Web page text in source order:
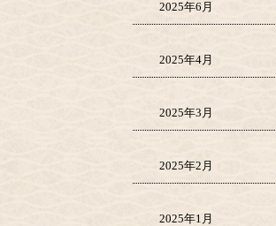
2025年6月
2025年4月
2025年3月
2025年2月
2025年1月